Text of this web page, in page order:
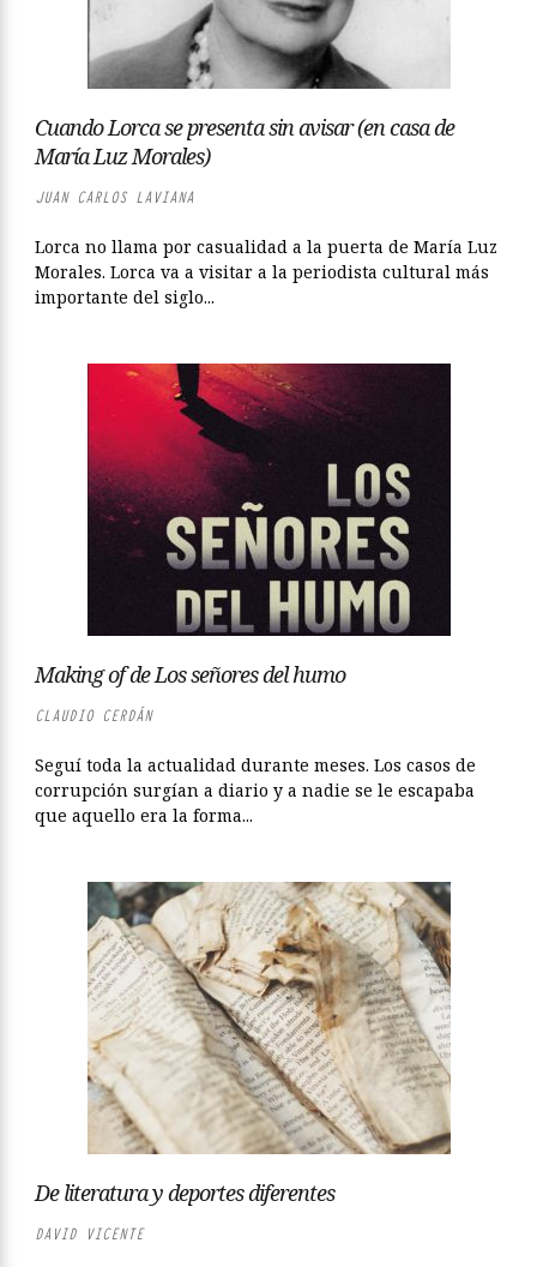
Cuando Lorca se presenta sin avisar (en casa de
María Luz Morales)
JUAN CARLOS LAVIANA
Lorca no llama por casualidad a la puerta de María Luz
Morales. Lorca va a visitar a la periodista cultural más
importante del siglo...
Making of de Los señores del humo
CLAUDIO CERDÁN
Seguí toda la actualidad durante meses. Los casos de
corrupción surgían a diario y a nadie se le escapaba
que aquello era la forma...
De literatura y deportes diferentes
DAVID VICENTE